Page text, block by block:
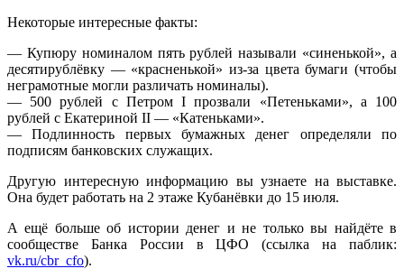
Некоторые интересные факты:
— Купюру номиналом пять рублей называли «синенькой», а
десятирублёвку — «красненькой» из-за цвета бумаги (чтобы
неграмотные могли различать номиналы).
— 500 рублей с Петром I прозвали «Петеньками», а 100
рублей с Екатериной II — «Катеньками».
— Подлинность первых бумажных денег определяли по
подписям банковских служащих.
Другую интересную информацию вы узнаете на выставке.
Она будет работать на 2 этаже Кубанёвки до 15 июля.
А ещё больше об истории денег и не только вы найдёте в
сообществе Банка России в ЦФО (ссылка на паблик:
vk.ru/cbr_cfo).